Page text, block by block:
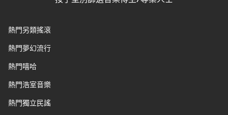
熱門另類搖滾
熱門夢幻流行
熱門嘻哈
熱門浩室音樂
熱門獨立民謠